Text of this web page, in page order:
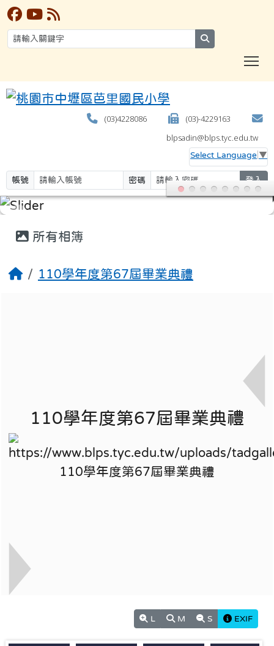
(03)4228086
(03)-4229163
blpsadin@blps.tyc.edu.tw
Select Language ▼
帳號 密碼 登入
所有相簿
110學年度第67屆畢業典禮
110學年度第67屆畢業典禮
L M S EXIF